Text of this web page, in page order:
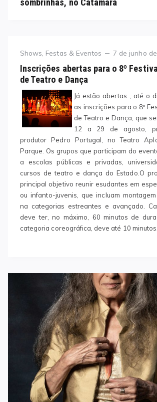
Category
Shows, Festas & Eventos
Posted
7 de junho
Inscrições abertas para o 8º
de Teatro e Dança
Já estão abertas , até o
as inscrições para o 8º
de Teatro e Dança, que
12 a 29 de agosto,
produtor Pedro Portugal, no Teatro
Parque. Os grupos que participam do
a escolas públicas e privadas,
cursos de teatro e dança do Estado. O
principal objetivo reunir esudantes em
ou infanto-juvenis, que incluam
na categorias estreantes e avançado.
deve ter, no máximo, 60 minutos de
categoria coreográfica, deve até 10 minutos.